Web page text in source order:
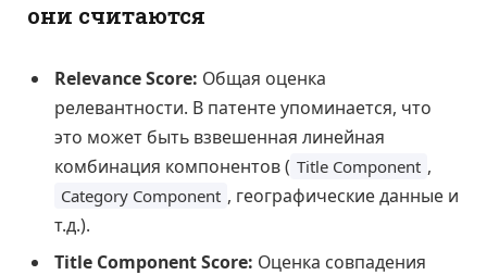
они считаются
Relevance Score: Общая оценка
релевантности. В патенте упоминается, что
это может быть взвешенная линейная
комбинация компонентов ( Title Component ,
Category Component , географические данные и
т.д.).
Title Component Score: Оценка совпадения